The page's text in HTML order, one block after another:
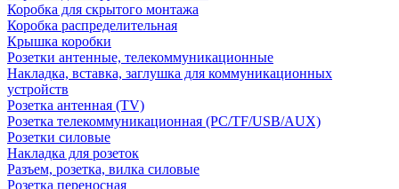
Коробка для скрытого монтажа
Коробка распределительная
Крышка коробки
Розетки антенные, телекоммуникационные
Накладка, вставка, заглушка для коммуникационных
устройств
Розетка антенная (TV)
Розетка телекоммуникационная (PC/TF/USB/AUX)
Розетки силовые
Накладка для розеток
Разъем, розетка, вилка силовые
Розетка переносная